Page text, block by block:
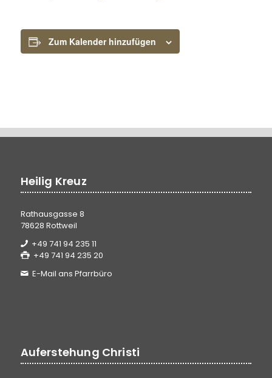
Zum Kalender hinzufügen
Heilig Kreuz
Rathausgasse 8
78628 Rottweil
+49 741 94 235 11
+49 741 94 235 20
E-Mail ans Pfarrbüro
Auferstehung Christi